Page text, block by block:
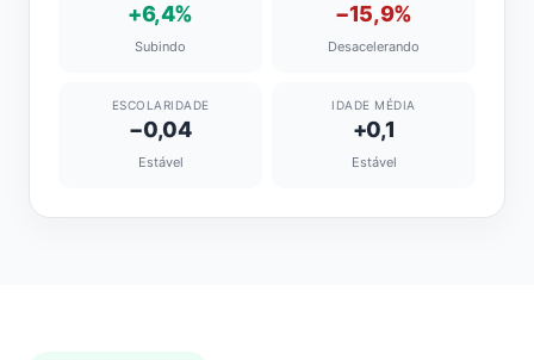
+6,4%
Subindo
−15,9%
Desacelerando
ESCOLARIDADE
−0,04
Estável
IDADE MÉDIA
+0,1
Estável